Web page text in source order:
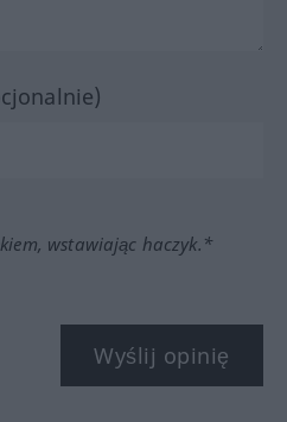
wstawiając haczyk.*
Wyślij opinię